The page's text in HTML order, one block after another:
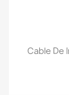
Cable De